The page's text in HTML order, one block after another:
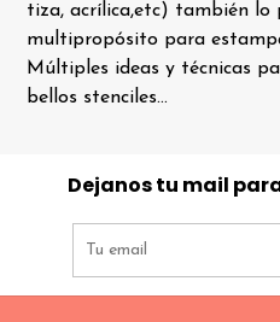
tiza, acrílica,etc) también lo
multipropósito para
Múltiples ideas y técnicas
bellos stenciles...
Dejanos tu mail